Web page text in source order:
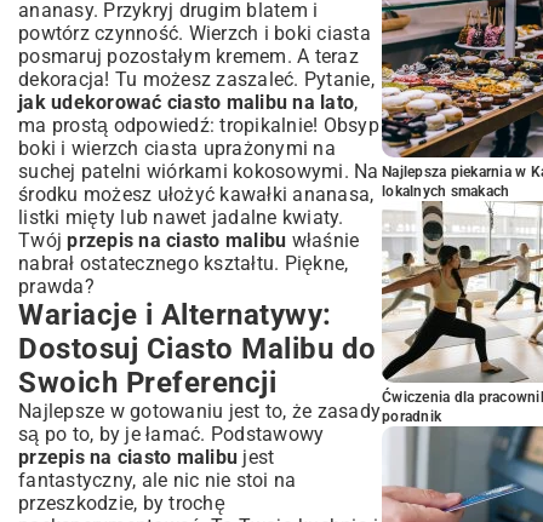
ananasy. Przykryj drugim blatem i
powtórz czynność. Wierzch i boki ciasta
posmaruj pozostałym kremem. A teraz
dekoracja! Tu możesz zaszaleć. Pytanie,
jak udekorować ciasto malibu na lato,
ma prostą odpowiedź: tropikalnie! Obsyp
boki i wierzch ciasta uprażonymi na
suchej patelni wiórkami kokosowymi. Na
środku możesz ułożyć kawałki ananasa,
listki mięty lub nawet jadalne kwiaty.
Twójprzepis na ciasto malibu właśnie
nabrał ostatecznego kształtu. Piękne,
prawda?
Wariacje i Alternatywy:
Dostosuj Ciasto Malibu do
Swoich Preferencji
Najlepsze w gotowaniu jest to, że zasady
są po to, by je łamać. Podstawowy
przepis na ciasto malibu jest
fantastyczny, ale nic nie stoi na
przeszkodzie, by trochę
Najlepsza piekarnia w
lokalnych smakach
Ćwiczenia dla
poradnik